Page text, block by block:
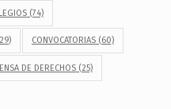
(74)
CONVOCATORIAS(60)
DE DERECHOS(25)